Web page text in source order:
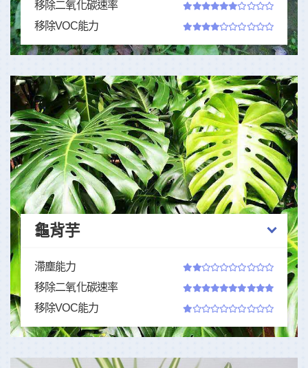
移除二氧化碳速率
移除VOC能力
龜背芋
滯塵能力
移除二氧化碳速率
移除VOC能力